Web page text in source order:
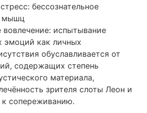
бессознательное
мышц
вовлечение: испытывание
эмоций как личных
обуславливается от
содержащих степень
материала,
зрителя слоты Леон и
сопереживанию.